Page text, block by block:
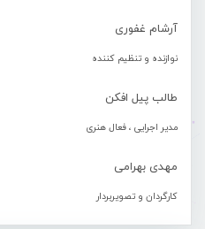
آرشام غفوری
نوازنده و تنظیم کننده
طالب پیل افکن
مدیر اجرایی ، فعال هنری
مهدی بهرامی
کارگردان و تصویربردار